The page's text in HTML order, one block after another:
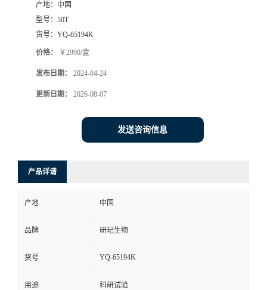
产地： 中国
型号： 50T
货号： YQ-65194K
价格： ￥2990/盒
发布日期： 2024-04-24
更新日期： 2026-08-07
发送咨询信息
产品详请
产地 中国
品牌 研玘生物
货号 YQ-65194K
用途 科研试验